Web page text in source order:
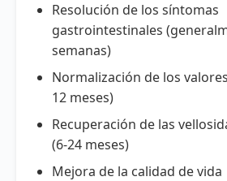
Resolución de los síntomas
gastrointestinales
semanas)
Normalización de los
12 meses)
Recuperación de las
(6-24 meses)
Mejora de la calidad de vida